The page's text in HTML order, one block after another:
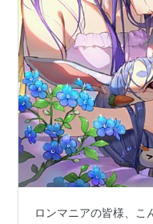
ロンマニアの皆様、こ